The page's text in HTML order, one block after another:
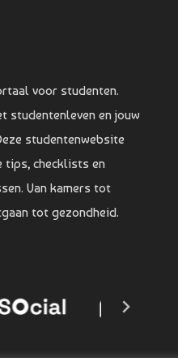
voor studenten.
studentenleven en jouw
studentenwebsite
tips, checklists en
Van kamers tot
tot gezondheid.